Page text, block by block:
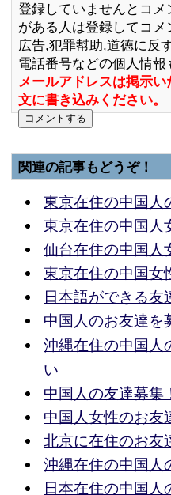
登録していませんとコ
がある人は登録してコメ
広告,犯罪幇助,道徳に反
電話番号などの個人情報
メールアドレスは掲示
文に書き込みください。
関連の記事もどうぞ！
東京在住の中国人
東京在住の中国人
仙台在住の中国人
東京在住の中国女
日本語ができる友
中国人のお友達を
沖縄在住の中国人
い
中国人の友達募集
中国人女性のお友
北京に在住のお友
沖縄在住の中国人
日本在住の中国人